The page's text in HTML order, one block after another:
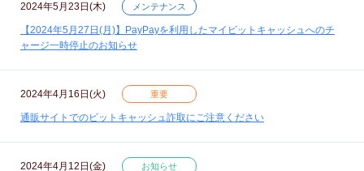
2024年5月23日(木) メンテナンス
【2024年5月27日(月)】PayPayを利用したマイビットキャッシュへのチ
ャージ一時停止のお知らせ
2024年4月16日(火) 重要
通販サイトでのビットキャッシュ詐取にご注意ください
2024年4月12日(金) お知らせ